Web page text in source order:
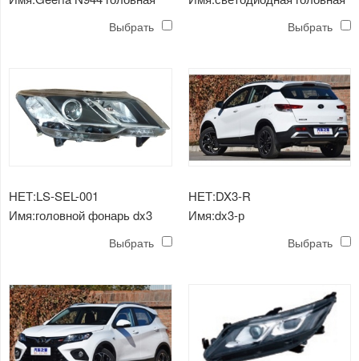
Выбрать Выбрать
НЕТ:LS-SEL-001
Имя:головной фонарь dx3
Выбрать
НЕТ:DX3-R
Имя:dx3-р
Выбрать